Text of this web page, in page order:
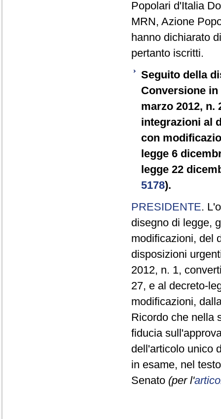
Popolari d'Italia
MRN, Azione
hanno dichiarato
pertanto iscritti.
Seguito della
Conversione
marzo 2012,
integrazioni al
con
legge 6
legge 22
5178).
PRESIDENTE.
disegno di legge,
modificazioni, del
disposizioni
2012, n. 1,
27, e al decreto-
modificazioni,
Ricordo che nella
fiducia
dell'articolo unico
in esame, nel
Senato (per l'